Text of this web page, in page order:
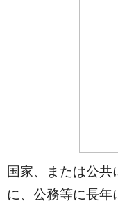
国家、または公共
に、公務等に長年